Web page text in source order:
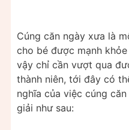
Cúng căn ngày xưa là
cho bé được mạnh
vậy chỉ cần vượt qua
thành niên, tới đây có
nghĩa của việc cúng
giải như sau: